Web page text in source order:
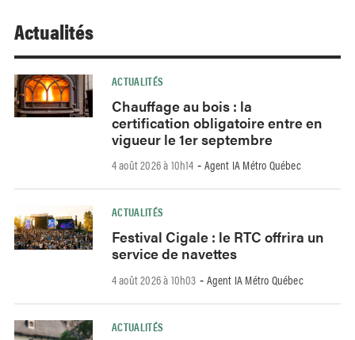
Actualités
ACTUALITÉS
Chauffage au bois : la
certification obligatoire entre en
vigueur le 1er septembre
4 août 2026 à 10h14 - Agent IA Métro Québec
ACTUALITÉS
Festival Cigale : le RTC offrira un
service de navettes
4 août 2026 à 10h03 - Agent IA Métro Québec
ACTUALITÉS